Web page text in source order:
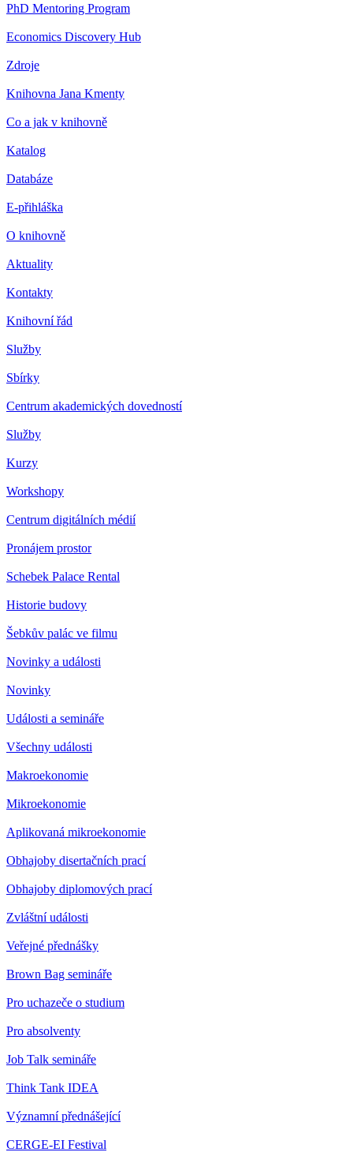
PhD Mentoring Program
Economics Discovery Hub
Zdroje
Knihovna Jana Kmenty
Co a jak v knihovně
Katalog
Databáze
E-přihláška
O knihovně
Aktuality
Kontakty
Knihovní řád
Služby
Sbírky
Centrum akademických dovedností
Služby
Kurzy
Workshopy
Centrum digitálních médií
Pronájem prostor
Schebek Palace Rental
Historie budovy
Šebkův palác ve filmu
Novinky a události
Novinky
Události a semináře
Všechny události
Makroekonomie
Mikroekonomie
Aplikovaná mikroekonomie
Obhajoby disertačních prací
Obhajoby diplomových prací
Zvláštní události
Veřejné přednášky
Brown Bag semináře
Pro uchazeče o studium
Pro absolventy
Job Talk semináře
Think Tank IDEA
Významní přednášející
CERGE-EI Festival